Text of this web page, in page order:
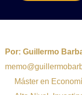
Por: Guillermo
Máster en